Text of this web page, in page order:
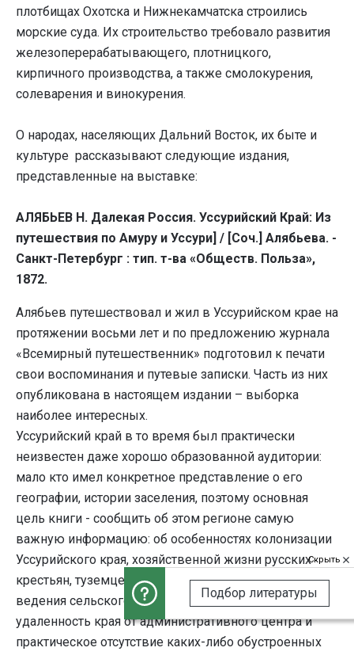
плотбищах Охотска и Нижнекамчатска строились
морские суда. Их строительство требовало развития
железоперерабатывающего, плотницкого,
кирпичного производства, а также смолокурения,
солеварения и винокурения.
О народах, населяющих Дальний Восток, их быте и
культуре рассказывают следующие издания,
представленные на выставке:
АЛЯБЬЕВ Н. Далекая Россия. Уссурийский Край: Из
путешествия по Амуру и Уссури] / [Соч.] Алябьева. -
Санкт-Петербург : тип. т-ва «Обществ. Польза»,
1872.
Алябьев путешествовал и жил в Уссурийском крае на
протяжении восьми лет и по предложению журнала
«Всемирный путешественник» подготовил к печати
свои воспоминания и путевые записки. Часть из них
опубликована в настоящем издании – выборка
наиболее интересных.
Уссурийский край в то время был практически
неизвестен даже хорошо образованной аудитории:
мало кто имел конкретное представление о его
географии, истории заселения, поэтому основная
цель книги - сообщить об этом регионе самую
важную информацию: об особенностях колонизации
Уссурийского края, хозяйственной жизни русских
крестьян, туземцев и казачьих станиц, сложностях
ведения сельского хозяйства. Невероятная
удаленность края от административного центра и
практическое отсутствие каких-либо обустроенных
Скрыть
Подбор литературы